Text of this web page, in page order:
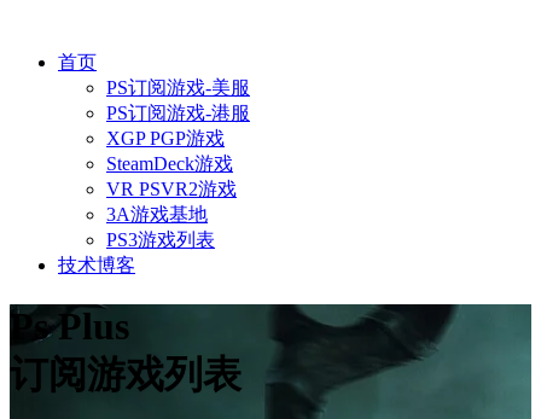
首页
PS订阅游戏-美服
PS订阅游戏-港服
XGP PGP游戏
SteamDeck游戏
VR PSVR2游戏
3A游戏基地
PS3游戏列表
技术博客
Ps Plus
订阅游戏列表